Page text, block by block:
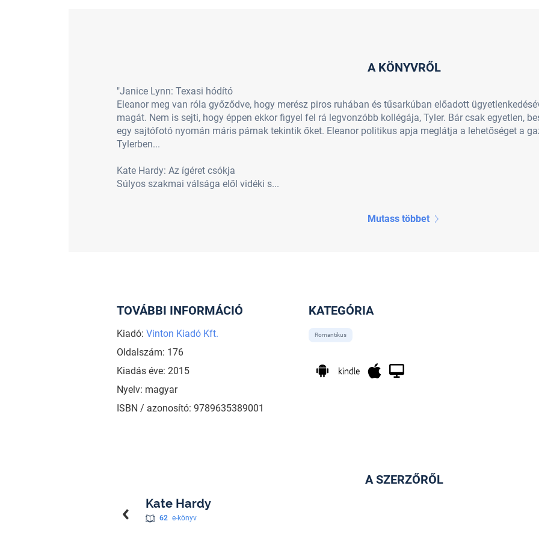
A KÖNYVRŐL
"Janice Lynn: Texasi hódító
Eleanor meg van róla győződve, hogy merész piros ruhában és tűsarkúban előadott
magát. Nem is sejti, hogy éppen ekkor figyel fel rá legvonzóbb kollégája, Tyler. Bár csak egyetlen,
egy sajtófotó nyomán máris párnak tekintik őket. Eleanor politikus apja meglátja a lehetőséget a
Tylerben...
Kate Hardy: Az ígéret csókja
Súlyos szakmai válsága elől vidéki s...
Mutass többet
TOVÁBBI INFORMÁCIÓ
Kiadó: Vinton Kiadó Kft.
Oldalszám: 176
Kiadás éve: 2015
Nyelv: magyar
ISBN / azonosító: 9789635389001
KATEGÓRIA
Romantikus
A SZERZŐRŐL
Kate Hardy
62 e-könyv